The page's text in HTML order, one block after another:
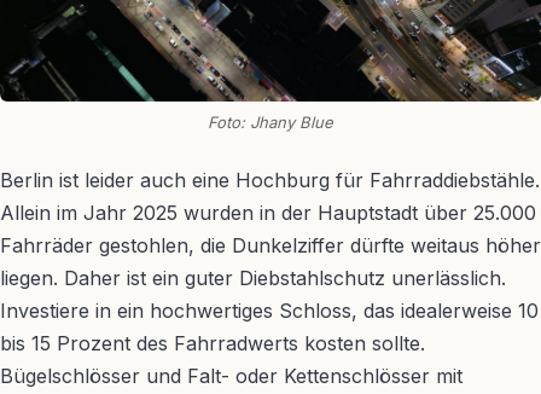
Foto: Jhany Blue
Berlin ist leider auch eine Hochburg für Fahrraddiebstähle.
Allein im Jahr 2025 wurden in der Hauptstadt über 25.000
Fahrräder gestohlen, die Dunkelziffer dürfte weitaus höher
liegen. Daher ist ein guter Diebstahlschutz unerlässlich.
Investiere in ein hochwertiges Schloss, das idealerweise 10
bis 15 Prozent des Fahrradwerts kosten sollte.
Bügelschlösser und Falt- oder Kettenschlösser mit